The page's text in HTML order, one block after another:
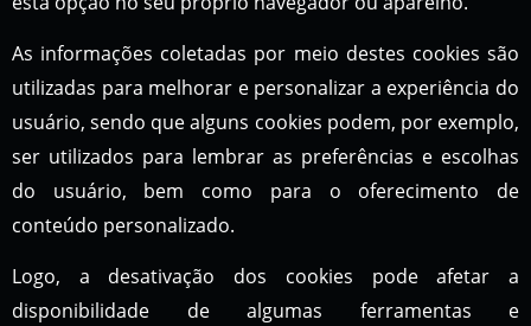
As informações coletadas por meio destes cookies são
utilizadas para melhorar e personalizar a experiência do
usuário, sendo que alguns cookies podem, por exemplo,
ser utilizados para lembrar as preferências e escolhas
do usuário, bem como para o oferecimento de
conteúdo personalizado.
Logo, a desativação dos cookies pode afetar a
disponibilidade de algumas ferramentas e